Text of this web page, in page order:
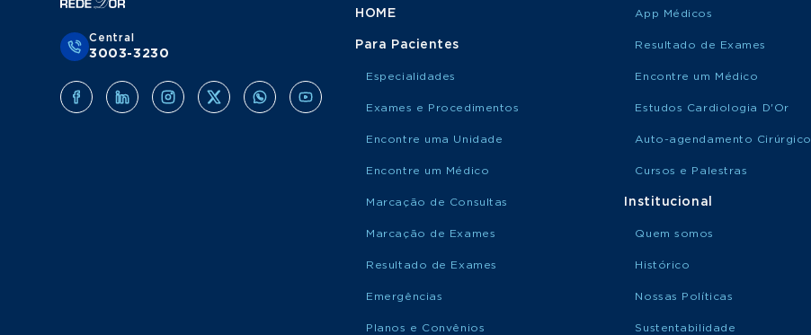
Central
3003-3230
HOME
Para Pacientes
Especialidades
Exames e Procedimentos
Encontre uma Unidade
Encontre um Médico
Marcação de Consultas
Marcação de Exames
Resultado de Exames
Emergências
Planos e Convênios
App Médicos
Resultado de Exames
Encontre um Médico
Estudos Cardiologia D'Or
Auto-agendamento Cirúrgico
Cursos e Palestras
Institucional
Quem somos
Histórico
Nossas Políticas
Sustentabilidade